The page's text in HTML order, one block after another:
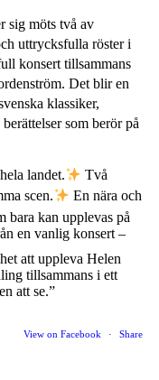
sig möts två av
uttrycksfulla röster i
konsert tillsammans
Det blir en
klassiker,
som berör på
landet.
Två
scen.
En nära och
bara kan upplevas på
en vanlig konsert –
att uppleva Helen
tillsammans i ett
att se.”
View on Facebook · Share